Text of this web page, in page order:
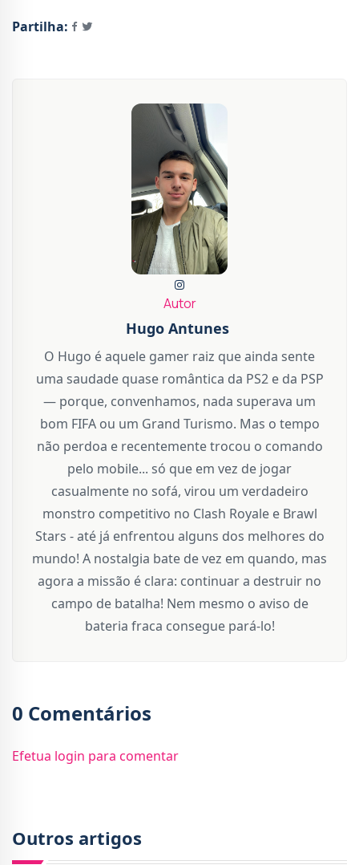
Partilha:
Autor
Hugo Antunes
O Hugo é aquele gamer raiz que ainda sente
uma saudade quase romântica da PS2 e da PSP
— porque, convenhamos, nada superava um
bom FIFA ou um Grand Turismo. Mas o tempo
não perdoa e recentemente trocou o comando
pelo mobile... só que em vez de jogar
casualmente no sofá, virou um verdadeiro
monstro competitivo no Clash Royale e Brawl
Stars - até já enfrentou alguns dos melhores do
mundo! A nostalgia bate de vez em quando, mas
agora a missão é clara: continuar a destruir no
campo de batalha! Nem mesmo o aviso de
bateria fraca consegue pará-lo!
0 Comentários
Efetua login para comentar
Outros artigos